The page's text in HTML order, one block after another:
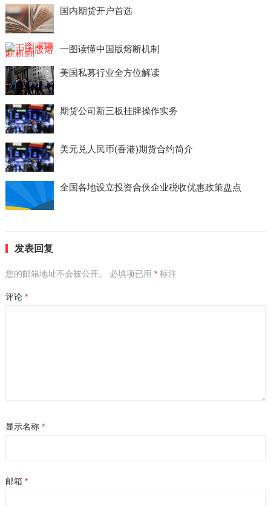
国内期货开户首选
一图读懂中国版熔断机制
美国私募行业全方位解读
期货公司新三板挂牌操作实务
美元兑人民币(香港)期货合约简介
全国各地设立投资合伙企业税收优惠政策盘点
发表回复
您的邮箱地址不会被公开。 必填项已用 *标注
评论 *
显示名称 *
邮箱 *